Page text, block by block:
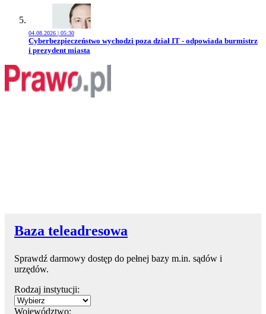
04.08.2026 | 05:30
Przejdź do artykułu:
Cyberbezpieczeństwo wychodzi poza dział IT - odpowiada burmistrz
i prezydent miasta
Baza teleadresowa
Sprawdź darmowy dostęp do pełnej bazy m.in. sądów i
urzędów.
Rodzaj instytucji:
Województwo: